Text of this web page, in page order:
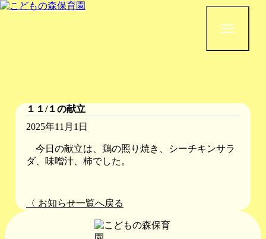
１１/１の献立
2025年11月1日
今日の献立は、鶏の照り焼き、シーチキンサラ
ダ、味噌汁、柿でした。
〈 お知らせ一覧へ戻る